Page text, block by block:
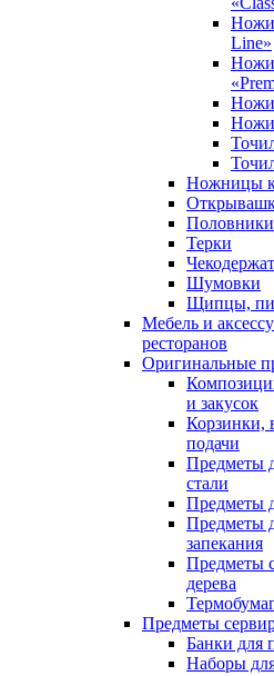
Ножи
Line»
Ножи
Ножи
Ножницы
Половники
Терки
Шумовки
Щипцы,
Мебель и
ресторанов
Оригинальные
и закусок
Корзинки,
подачи
Предметы
стали
Предметы
Предметы
запекания
Предметы
дерева
Предметы
Банки для
Наборы